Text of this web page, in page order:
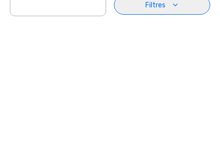
Filtres